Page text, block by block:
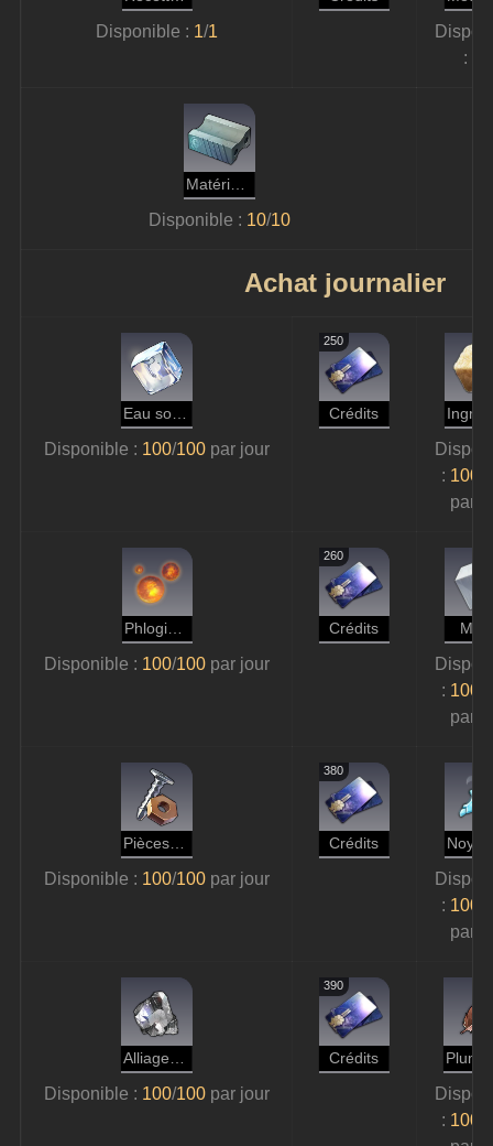
Disponible : 1/1
:
Disponible : 10/10
Achat journalier
Disponible : 100/100 par jour
250
Crédits
: 100
par
Phlogistique
Disponible : 100/100 par jour
260
Crédits
: 100
par
Disponible : 100/100 par jour
380
Crédits
: 100
par
Disponible : 100/100 par jour
390
Crédits
: 100